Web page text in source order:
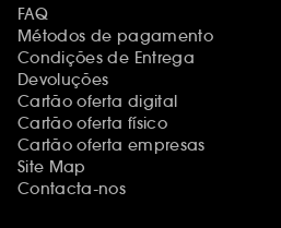
FAQ
Métodos de pagamento
Condições de Entrega
Devoluções
Cartão oferta digital
Cartão oferta físico
Cartão oferta empresas
Site Map
Contacta-nos